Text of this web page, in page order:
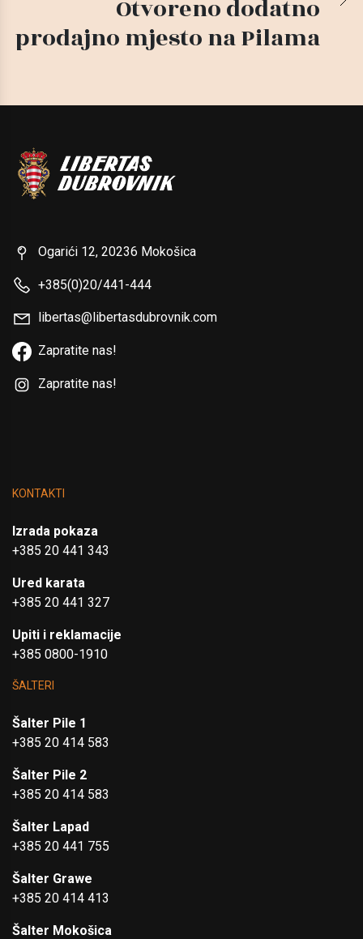
Otvoreno dodatno
prodajno mjesto na Pilama
Ogarići 12, 20236 Mokošica
+385(0)20/441-444
libertas@libertasdubrovnik.com
Zapratite nas!
Zapratite nas!
KONTAKTI
Izrada pokaza
+385 20 441 343
Ured karata
+385 20 441 327
Upiti i reklamacije
+385 0800-1910
ŠALTERI
Šalter Pile 1
+385 20 414 583
Šalter Pile 2
+385 20 414 583
Šalter Lapad
+385 20 441 755
Šalter Grawe
+385 20 414 413
Šalter Mokošica